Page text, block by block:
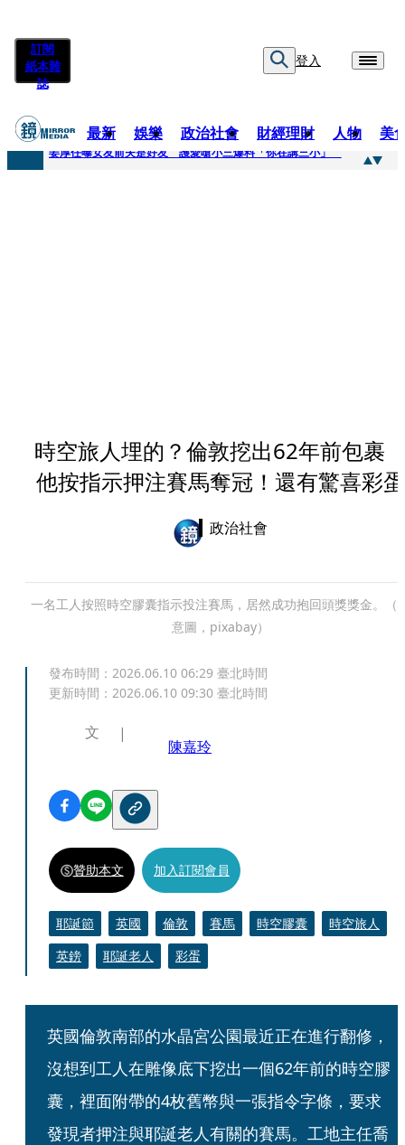
訂閱
紙本雜
誌
登入
最新 娛樂 政治社會 財經理財 人物 美
快訊
姜厚任曝女友前夫是好友 護愛嗆小三爆料「你在講三小」
時空旅人埋的？倫敦挖出62年前包
他按指示押注賽馬奪冠！還有驚喜彩蛋
政治社會
一名工人按照時空膠囊指示投注賽馬，居然成功抱回頭獎獎金。（
意圖，pixabay）
發布時間： 2026.06.10 06:29 臺北時間
更新時間： 2026.06.10 09:30 臺北時間
文
陳嘉玲
贊助本文 加入訂閱會員
耶誕節 英國 倫敦 賽馬 時空膠囊
時空旅人
英鎊
耶誕老人 彩蛋
英國倫敦南部的水晶宮公園最近正在進行翻修，
沒想到工人在雕像底下挖出一個62年前的時空膠
囊，裡面附帶的4枚舊幣與一張指令字條，要求
發現者押注與耶誕老人有關的賽馬。工地主任喬